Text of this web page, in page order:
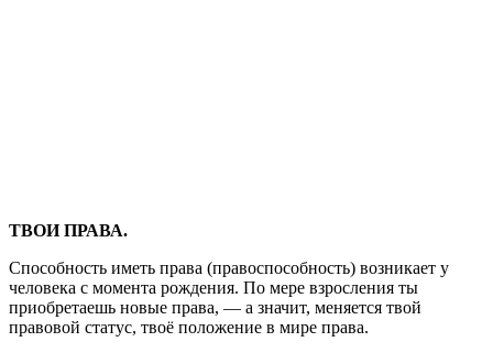
ТВОИ ПРАВА.
Способность иметь права (правоспособность) возникает у
человека с момента рождения. По мере взросления ты
приобретаешь новые права, — а значит, меняется твой
правовой статус, твоё положение в мире права.